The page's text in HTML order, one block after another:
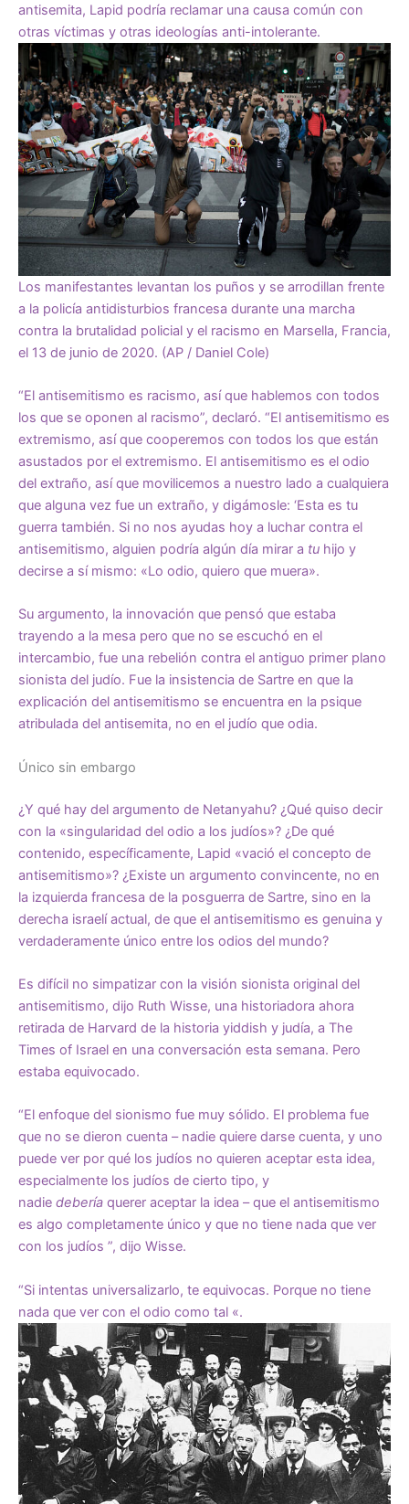
antisemita, Lapid podría reclamar una causa común con
otras víctimas y otras ideologías anti-intolerante.
Los manifestantes levantan los puños y se arrodillan frente
a la policía antidisturbios francesa durante una marcha
contra la brutalidad policial y el racismo en Marsella, Francia,
el 13 de junio de 2020. (AP / Daniel Cole)
“El antisemitismo es racismo, así que hablemos con todos
los que se oponen al racismo”, declaró. “El antisemitismo es
extremismo, así que cooperemos con todos los que están
asustados por el extremismo. El antisemitismo es el odio
del extraño, así que movilicemos a nuestro lado a cualquiera
que alguna vez fue un extraño, y digámosle: ‘Esta es tu
guerra también. Si no nos ayudas hoy a luchar contra el
antisemitismo, alguien podría algún día mirar a tu hijo y
decirse a sí mismo: «Lo odio, quiero que muera».
Su argumento, la innovación que pensó que estaba
trayendo a la mesa pero que no se escuchó en el
intercambio, fue una rebelión contra el antiguo primer plano
sionista del judío. Fue la insistencia de Sartre en que la
explicación del antisemitismo se encuentra en la psique
atribulada del antisemita, no en el judío que odia.
Único sin embargo
¿Y qué hay del argumento de Netanyahu? ¿Qué quiso decir
con la «singularidad del odio a los judíos»? ¿De qué
contenido, específicamente, Lapid «vació el concepto de
antisemitismo»? ¿Existe un argumento convincente, no en
la izquierda francesa de la posguerra de Sartre, sino en la
derecha israelí actual, de que el antisemitismo es genuina y
verdaderamente único entre los odios del mundo?
Es difícil no simpatizar con la visión sionista original del
antisemitismo, dijo Ruth Wisse, una historiadora ahora
retirada de Harvard de la historia yiddish y judía, a The
Times of Israel en una conversación esta semana. Pero
estaba equivocado.
“El enfoque del sionismo fue muy sólido. El problema fue
que no se dieron cuenta – nadie quiere darse cuenta, y uno
puede ver por qué los judíos no quieren aceptar esta idea,
especialmente los judíos de cierto tipo, y
nadie debería querer aceptar la idea – que el antisemitismo
es algo completamente único y que no tiene nada que ver
con los judíos ”, dijo Wisse.
“Si intentas universalizarlo, te equivocas. Porque no tiene
nada que ver con el odio como tal «.